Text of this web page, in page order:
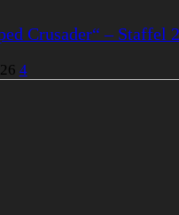
Crusader“ – Staffel 2
4